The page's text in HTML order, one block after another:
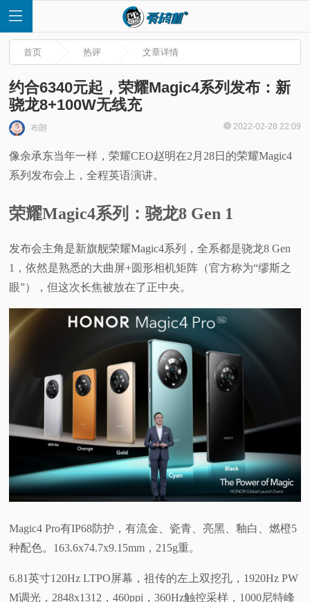
首
页
评
视
普
验
题
首页 热评 文章详情
约合6340元起，荣耀Magic4系列发布：新
骁龙8+100W无线充
布朗 2022-02-28 22:09
像余承东当年一样，荣耀CEO赵明在2月28日的荣耀Magic4
系列发布会上，全程英语演讲。
荣耀Magic4系列：骁龙8 Gen 1
发布会主角是新旗舰荣耀Magic4系列，全系都是骁龙8 Gen
1，依然是熟悉的大曲屏+圆形相机矩阵（官方称为“缪斯之
眼”），但这次长焦被放在了正中央。
Magic4 Pro有IP68防护，有流金、瓷青、亮黑、釉白、燃橙5
种配色。163.6x74.7x9.15mm，215g重。
6.81英寸120Hz LTPO屏幕，祖传的左上双挖孔，1920Hz PW
M调光，2848x1312，460ppi，360Hz触控采样，1000尼特峰